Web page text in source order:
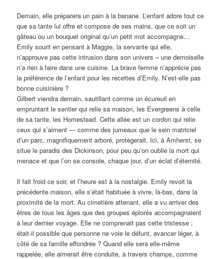
Demain, elle préparera un pain à la banane. L’enfant adore tout ce
que sa tante lui offre et compose de ses mains, que ce soit un
gâteau ou un bouquet original qu’un petit mot accompagne…
Emily sourit en pensant à Maggie, la servante qui elle,
n’approuve pas cette intrusion dans son univers – une demoiselle
n’a rien à faire dans une cuisine. La brave femme n’apprécie pas
la préférence de l’enfant pour les recettes d’Emily. N’est-elle pas
bonne cuisinière ?
Gilbert viendra demain, sautillant comme un écureuil en
empruntant le sentier qui relie sa maison, les Evergreens à celle
de sa tante, les Homestead. Cette allée est un cordon qui relie
ceux qui s’aiment — comme des jumeaux que le sein matriciel
d’un parc, magnifiquement arboré, protègerait. Ici, à Amherst, se
situe le paradis des Dickinson, pour peu qu’on oublie la mort qui
menace et que l’on se console, chaque jour, d’un éclat d’éternité.
Il fait froid ce soir, et l’heure est à la nostalgie. Emily revoit la
précédente maison, elle s’était habituée à vivre, là-bas, dans la
proximité de la mort. Au cimetière attenant, elle a vu arriver des
êtres de tous les âges que des groupes éplorés accompagnaient
à leur dernier voyage. Elle ne comprenait pas cette tristesse ;
était-il possible que personne ne voie le défunt, avancer léger, à
côté de sa famille effondrée ? Quand elle sera elle-même
rappelée, elle aimerait être conduite, à travers champs, comme